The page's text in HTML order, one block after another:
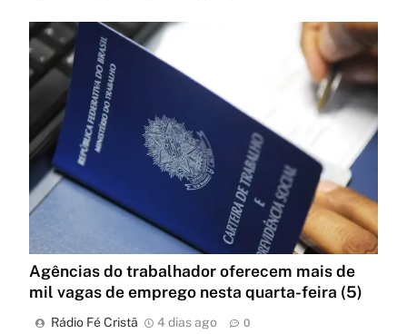
Agências do trabalhador oferecem mais de
mil vagas de emprego nesta quarta-feira (5)
Rádio Fé Cristã 4 dias ago 0